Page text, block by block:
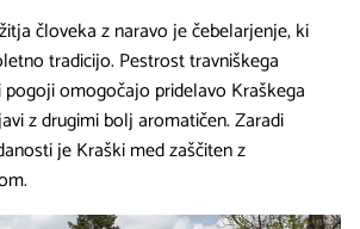
človeka z naravo je čebelarjenje, ki
tradicijo. Pestrost travniškega
omogočajo pridelavo Kraškega
z drugimi bolj aromatičen. Zaradi
je Kraški med zaščiten z